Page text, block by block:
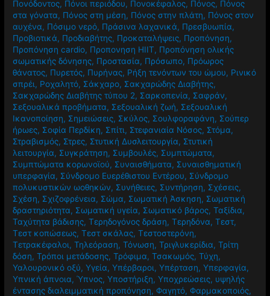
Πονόδοντος, Πόνοι περιόδου, Πονοκέφαλος, Πόνος, Πόνος
στα γόνατα, Πόνος στη μέση, Πόνος στην πλάτη, Πόνος στον
αυχένα, Πόσιμο νερό, Πράσινα λαχανικά, Πρεσβυωπία,
Προβιοτικά, Προδιαβήτης, Προκαταλήψεις, Προπόνηση,
Προπόνηση cardio, Προπονηση HIIT, Προπόνηση ολικής
σωματικής δόνησης, Προστασία, Πρόσωπο, Πρόωρος
θάνατος, Πυρετός, Πυρήνας, Ρήξη τενόντων του ώμου, Ρινικό
σπρέι, Ροχαλητό, Σάκχαρο, Σακχαρώδης Διαβήτης,
Σακχαρώδης Διαβήτης τύπου 2, Σαρκοπενία, Σαφράν,
Σεξουαλικά προβήματα, Σεξουαλική ζωή, Σεξουαλική
Ικανοποίηση, Σημειώσεις, Σκύλος, Σουλφοραφάνη, Σούπερ
ήρωες, Σοφία Περδίκη, Σπίτι, Στεφανιαία Νόσος, Στόμα,
Στραβισμός, Στρες, Στυτική Δυσλειτουργία, Στυτική
λειτουργία, Συγκράτηση, Συμβουλές, Συμπτώματα,
Συμπτώματα κορωνοϊού, Συναισθήματα, Συναισθηματική
υπερφαγία, Σύνδρομο Ευερέθιστου Εντέρου, Σύνδρομο
πολυκυστικών ωοθηκών, Συνήθειες, Συντήρηση, Σχέσεις,
Σχέση, Σχιζοφρένεια, Σώμα, Σωματική Άσκηση, Σωματική
δραστηριότητα, Σωματική υγεία, Σωματικό βάρος,Ταξίδια,
Ταχύτητα βάδισης,Τερηδογόνος δράση,Τερηδόνα,Τεστ,
Τεστ κοπώσεως,Τεστ σκάλας,Τεστοστερόνη,
Τετρακέφαλοι,Τηλεόραση,Τόνωση,Τριγλυκερίδια,Τρίτη
δόση,Τρόποι μετάδοσης,Τρόφιμα,Τσακωμός,Τύχη,
Υαλουρονικό οξύ,Υγεία,Υπέρβαροι,Υπέρταση,Υπερφαγία,
Υπνική άπνοια,Ύπνος,Υποστήριξη,Υποχρεώσεις, υψηλής
έντασης διαλειμματική προπόνηση,Φαγητό,Φαρμακοποιός,